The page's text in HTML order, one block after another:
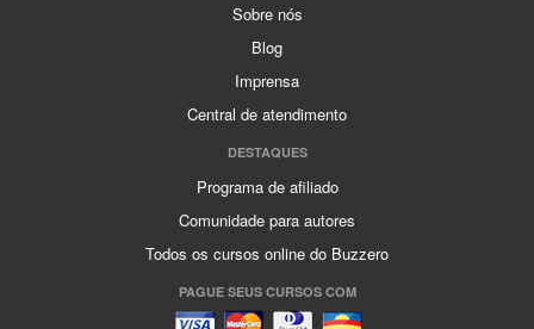
Sobre nós
Blog
Imprensa
Central de atendimento
DESTAQUES
Programa de afiliado
Comunidade para autores
Todos os cursos online do Buzzero
PAGUE SEUS CURSOS COM